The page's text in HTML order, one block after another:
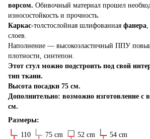
ворсом. Обивочный материал прошел
износостойкость и прочность.
Каркас-толстослойная шлифованная фанера
слоев.
Наполнение — высокоэластичный ППУ
плотности, синтепон.
Этот стул можно подстроить под свой
тип ткани.
Высота посадки 75 см.
Дополнительно: возможно изготовление с
см.
Размеры:
110
75 cm 52 cm 54 cm